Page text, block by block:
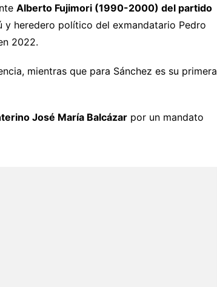
Alberto Fujimori (1990-2000) del partido
y heredero político del exmandatario Pedro
2022.
mientras que para Sánchez es su primera
José María Balcázar por un mandato